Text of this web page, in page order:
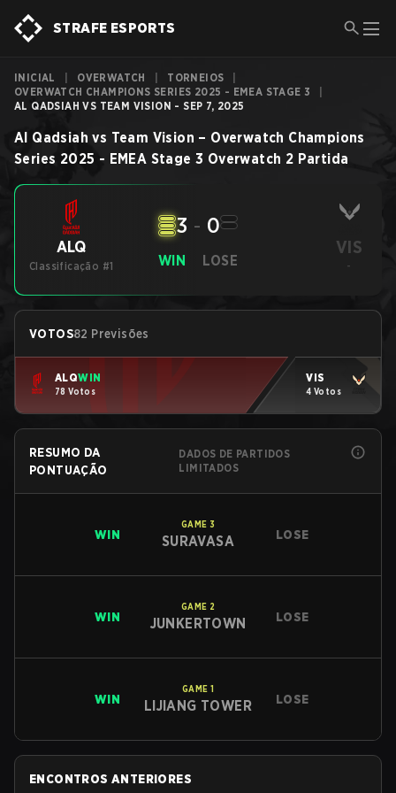
STRAFE ESPORTS
INICIAL OVERWATCH TORNEIOS
OVERWATCH CHAMPIONS SERIES 2025 - EMEA STAGE 3
AL QADSIAH VS TEAM VISION - SEP 7, 2025
Al Qadsiah vs Team Vision – Overwatch Champions
Series 2025 - EMEA Stage 3 Overwatch 2 Partida
ALQ
Classificação #1 WIN
3 - 0
LOSE
VIS
-
VOTOS82 Previsões
ALQWIN
78 Votos
VIS
4 Votos
RESUMO DA
PONTUAÇÃO
DADOS DE PARTIDOS
LIMITADOS
WIN
GAME 3
SURAVASA LOSE
WIN
GAME 2
JUNKERTOWN LOSE
WIN
GAME 1
LIJIANG TOWER LOSE
ENCONTROS ANTERIORES